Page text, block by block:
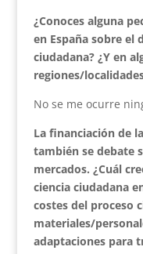
¿Conoces alguna
en España sobre el
ciudadana? ¿Y en
regiones/
No se me ocurre
La financiación de
también se debate
mercados. ¿Cuál
ciencia ciudadana
costes del proceso
materiales/
adaptaciones para